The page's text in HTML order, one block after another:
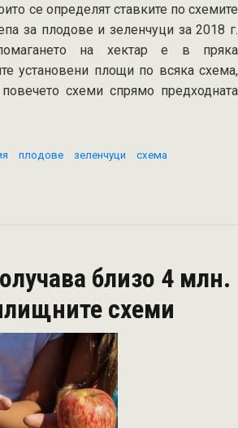
се определят ставките по схемите
за плодове и зеленчуци за 2018 г.
на хектар е в пряка
установени площи по всяка схема,
схеми спрямо предходната
плодове зеленчуци схема
близо 4 млн.
схеми